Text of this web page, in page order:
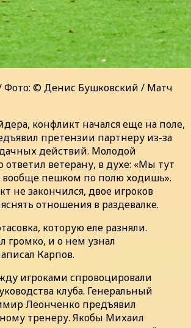
Фото: © Денис Бушковский / Матч
конфликт начался еще на поле,
претензии партнеру из-за
действий. Молодой
ответил ветерану, в духе: «Мы тут
вообще пешком по полю ходишь».
не закончился, двое игроков
отношения в раздевалке.
которую еле разняли.
громко, и о нем узнал
Карпов.
игроками спровоцировали
клуба. Генеральный
Леонченко предъявил
тренеру. Якобы Михаил